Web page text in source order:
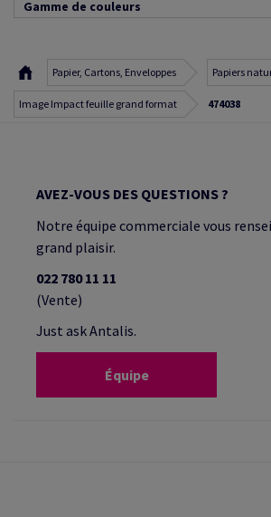
Gamme de couleurs
Papier, Cartons, Enveloppes Papiers
Image Impact feuille grand format 474038
AVEZ-VOUS DES QUESTIONS ?
Notre équipe commerciale vous
grand plaisir.
022 780 11 11
(Vente)
Just ask Antalis.
Équipe